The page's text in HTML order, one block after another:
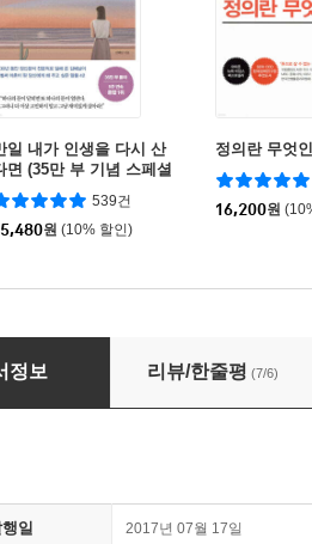
일 내가 인생을 다시 산
면 (35만 부 기념 스페셜
에디션)
539건
원 (10% 할인)
정의란 무엇
16,200원
간 심판
정보 리뷰/한줄평 (7/6)
행일 2017년 07월 17일